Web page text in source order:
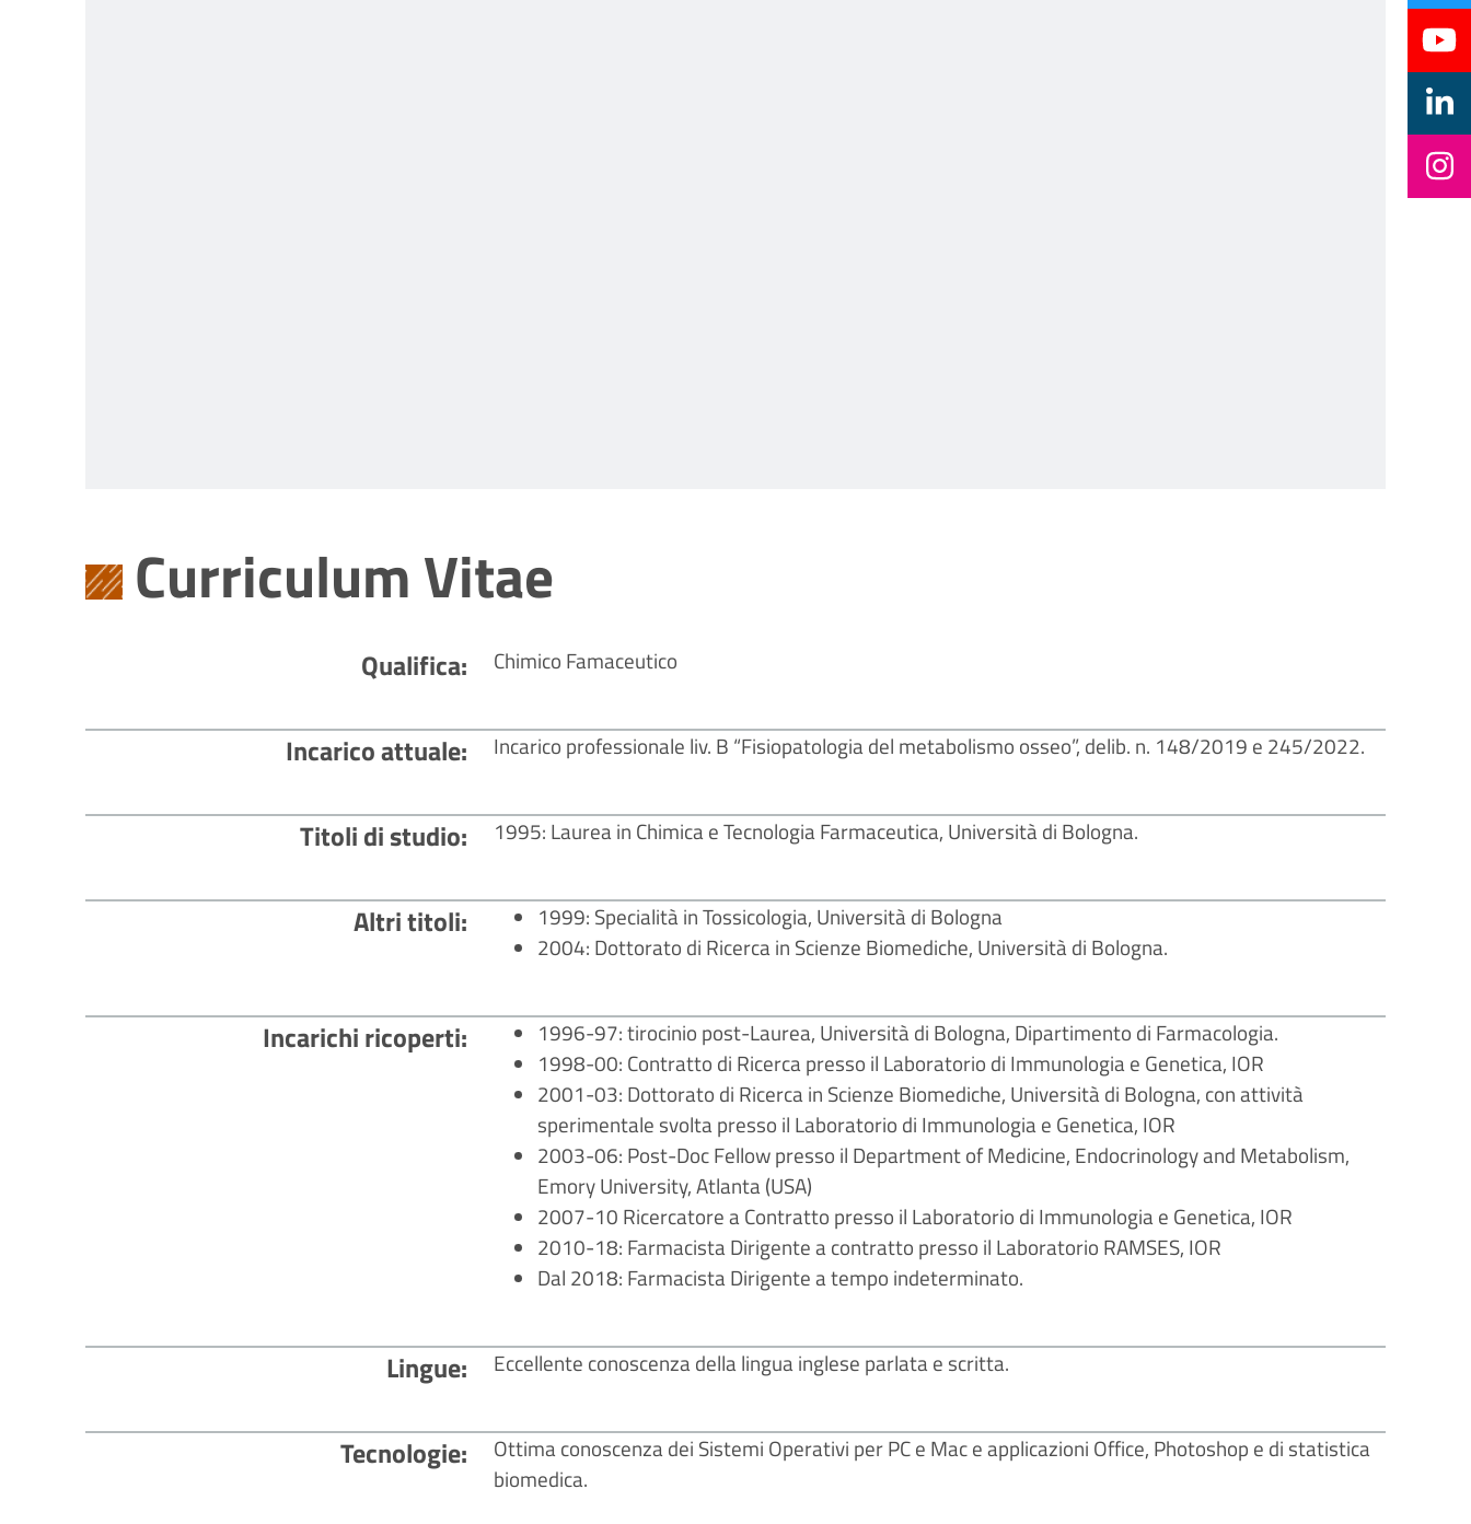
Curriculum Vitae
Qualifica Chimico Famaceutico
Incarico attuale Incarico professionale liv. B “Fisiopatologia del metabolismo osseo”, delib. n. 148/2019 e 245/2022.
Titoli di studio 1995: Laurea in Chimica e Tecnologia Farmaceutica, Università di Bologna.
Altri titoli
1999: Specialità in Tossicologia, Università di Bologna
2004: Dottorato di Ricerca in Scienze Biomediche, Università di Bologna.
Incarichi ricoperti
1996-97: tirocinio post-Laurea, Università di Bologna, Dipartimento di Farmacologia.
1998-00: Contratto di Ricerca presso il Laboratorio di Immunologia e Genetica, IOR
2001-03: Dottorato di Ricerca in Scienze Biomediche, Università di Bologna, con attività
sperimentale svolta presso il Laboratorio di Immunologia e Genetica, IOR
2003-06: Post-Doc Fellow presso il Department of Medicine, Endocrinology and Metabolism,
Emory University, Atlanta (USA)
2007-10 Ricercatore a Contratto presso il Laboratorio di Immunologia e Genetica, IOR
2010-18: Farmacista Dirigente a contratto presso il Laboratorio RAMSES, IOR
Dal 2018: Farmacista Dirigente a tempo indeterminato.
Lingue Eccellente conoscenza della lingua inglese parlata e scritta.
Tecnologie
Ottima conoscenza dei Sistemi Operativi per PC e Mac e applicazioni Office, Photoshop e di statistica
biomedica.